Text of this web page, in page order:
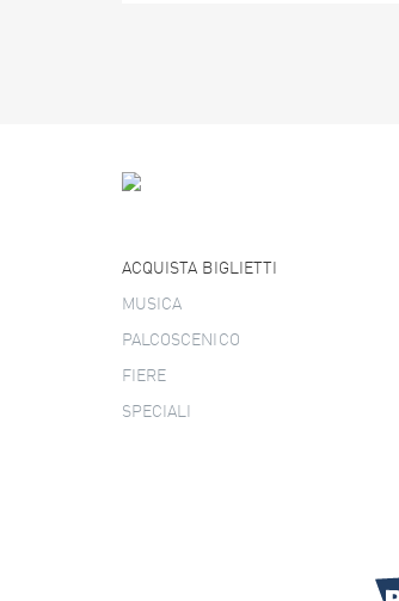
ACQUISTA BIGLIETTI
MUSICA
PALCOSCENICO
FIERE
SPECIALI